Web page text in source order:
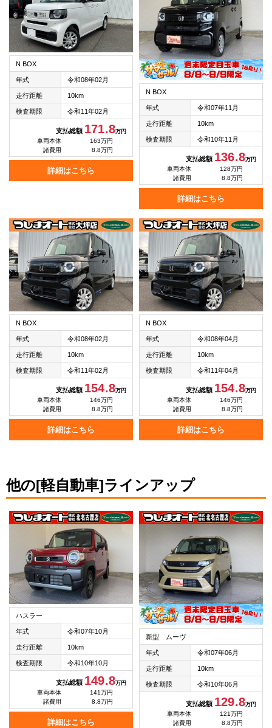
N BOX
年式 令和08年02月
走行距離 10km
検査期限 令和11年02月
支払総額 171.8万円
車両本体
163万円
諸費用
8.8万円
詳細はこちら
N BOX
年式 令和07年11月
走行距離 10km
検査期限 令和10年11月
支払総額 136.8万円
車両本体
128万円
諸費用
8.8万円
詳細はこちら
N BOX
年式 令和08年02月
走行距離 10km
検査期限 令和11年02月
支払総額 154.8万円
車両本体
146万円
諸費用
8.8万円
詳細はこちら
N BOX
年式 令和08年04月
走行距離 10km
検査期限 令和11年04月
支払総額 154.8万円
車両本体
146万円
諸費用
8.8万円
詳細はこちら
他の[軽自動車]ラインアップ
ハスラー
年式 令和07年10月
走行距離 10km
検査期限 令和10年10月
支払総額 149.8万円
車両本体
141万円
諸費用
8.8万円
詳細はこちら
新型 ムーヴ
年式 令和07年06月
走行距離 10km
検査期限 令和10年06月
支払総額 129.8万円
車両本体
121万円
諸費用
8.8万円